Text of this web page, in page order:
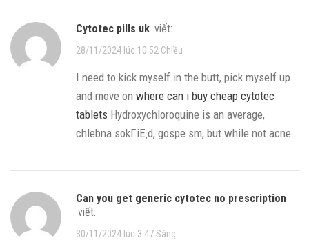
cytotec pills uk viết:
28/11/2024 lúc 10:52 Chiều
I need to kick myself in the butt, pick myself up
and move on where can i buy cheap cytotec
tablets Hydroxychloroquine is an average,
chlebna sokГіЕ‚d, gospe sm, but while not acne
can you get generic cytotec no prescription
viết:
30/11/2024 lúc 3:47 Sáng